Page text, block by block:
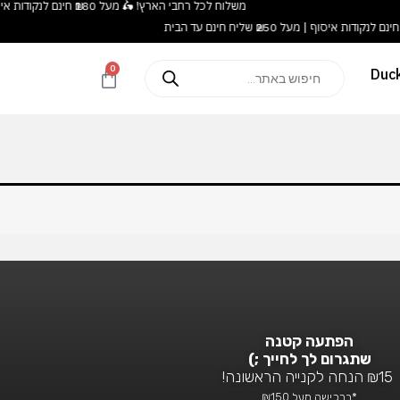
משלוח לכל רחבי הארץ! 🛵 מעל ₪180 חינם לנקודות איסוף | מעל ₪250 שליח חינם עד הבית
search
0
עגלת
הפתעה קטנה
שתגרום לך לחייך ;)
*ברכישה מעל ₪150